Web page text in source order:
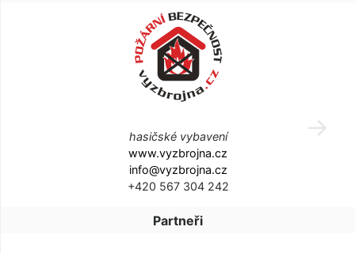
hasičské vybavení
www.vyzbrojna.cz
info@vyzbrojna.cz
+420 567 304 242
Partneři